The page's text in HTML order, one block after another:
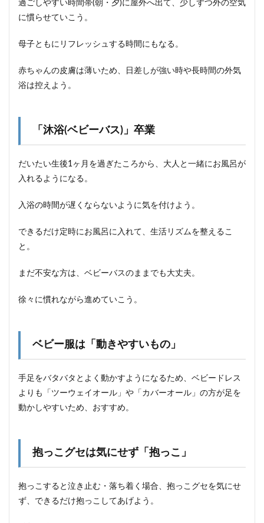
過ごしやすい時間帯(朝・夕)に屋外へ出て、少しずつ外の空気
に慣らせていこう。
母子ともにリフレッシュする時間にもなる。
赤ちゃんの皮膚は薄いため、日差しが強い時や長時間の外気
浴は控えよう。
「沐浴(ベビーバス)」卒業
だいたい生後1ヶ月を過ぎたころから、大人と一緒にお風呂が
入れるようになる。
入浴の時間が遅くならないように気を付けよう。
できるだけ定時にお風呂に入れて、生活リズムを整えるこ
と。
まだ不安な方は、ベビーバスのままでも大丈夫。
徐々に慣れながら進めていこう。
ベビー服は「動きやすいもの」
手足をバタバタとよく動かすようになるため、ベビードレス
よりも「ツーウェイオール」や「カバーオール」の方が足を
動かしやすいため、おすすめ。
抱っこグセは気にせず「抱っこ」
抱っこすると泣き止む・落ち着く場合、抱っこグセを気にせ
ず、できるだけ抱っこしてあげよう。